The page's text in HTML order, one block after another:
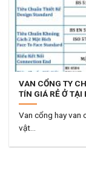
VAN CỔNG TY
TÍN GIÁ RẺ Ở
Van cổng hay van
vật...